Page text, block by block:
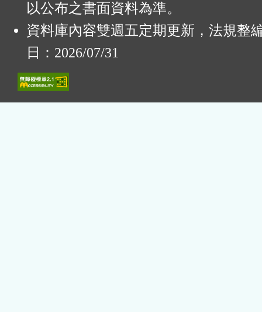
以公布之書面資料為準。
資料庫內容雙週五定期更新，法規整
日：2026/07/31